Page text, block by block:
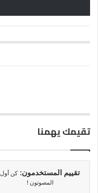
تقيمك يهمنا
تقييم المستخدمون: كن أول
المصوتون !